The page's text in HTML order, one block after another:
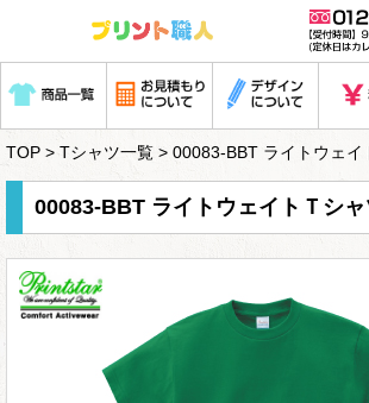
TOP > Tシャツ一覧 > 00083-BBT ライトウェイ
00083-BBT ライトウェイトＴシャ